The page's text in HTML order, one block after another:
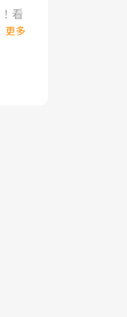
價
主
針
次
針
運
看
，
嘲
負
懶
更多